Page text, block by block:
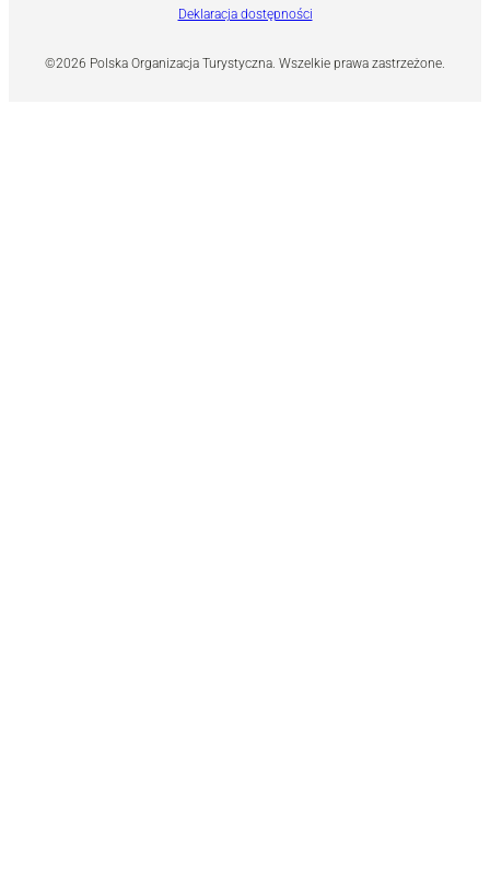
©2026 Polska Organizacja Turystyczna. Wszelkie prawa zastrzeżone.
Deklaracja dostępności